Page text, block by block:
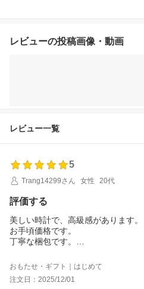
レビューの投稿画像・動画
レビュー一覧
5
Trang14299さん
女性 20代
評価する
美しい時計で、高級感があります。
お手頃価格です。
丁寧な梱包です。
保証書もしっかり付いているので
ます。
おもたせ・ギフト｜はじめて
注文日：2025/12/01